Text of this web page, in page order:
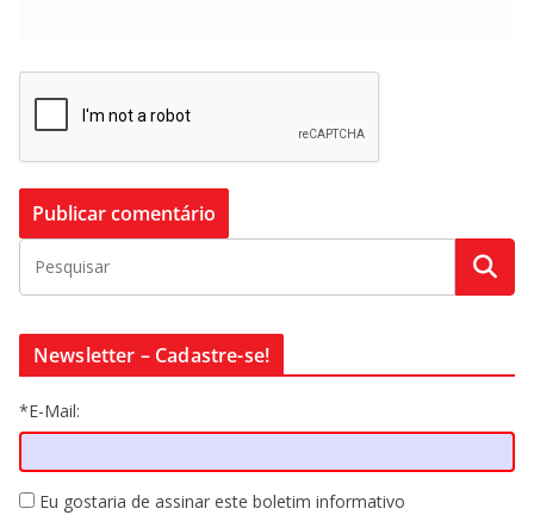
Newsletter – Cadastre-se!
*E-Mail:
Eu gostaria de assinar este boletim informativo